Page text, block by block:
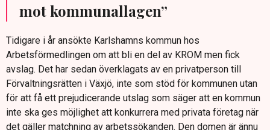
mot kommunallagen”
Tidigare i år ansökte Karlshamns kommun hos
Arbetsförmedlingen om att bli en del av KROM men fick
avslag. Det har sedan överklagats av en privatperson till
Förvaltningsrätten i Växjö, inte som stöd för kommunen utan
för att få ett prejudicerande utslag som säger att en kommun
inte ska ges möjlighet att konkurrera med privata företag när
det gäller matchning av arbetssökanden. Den domen är ännu